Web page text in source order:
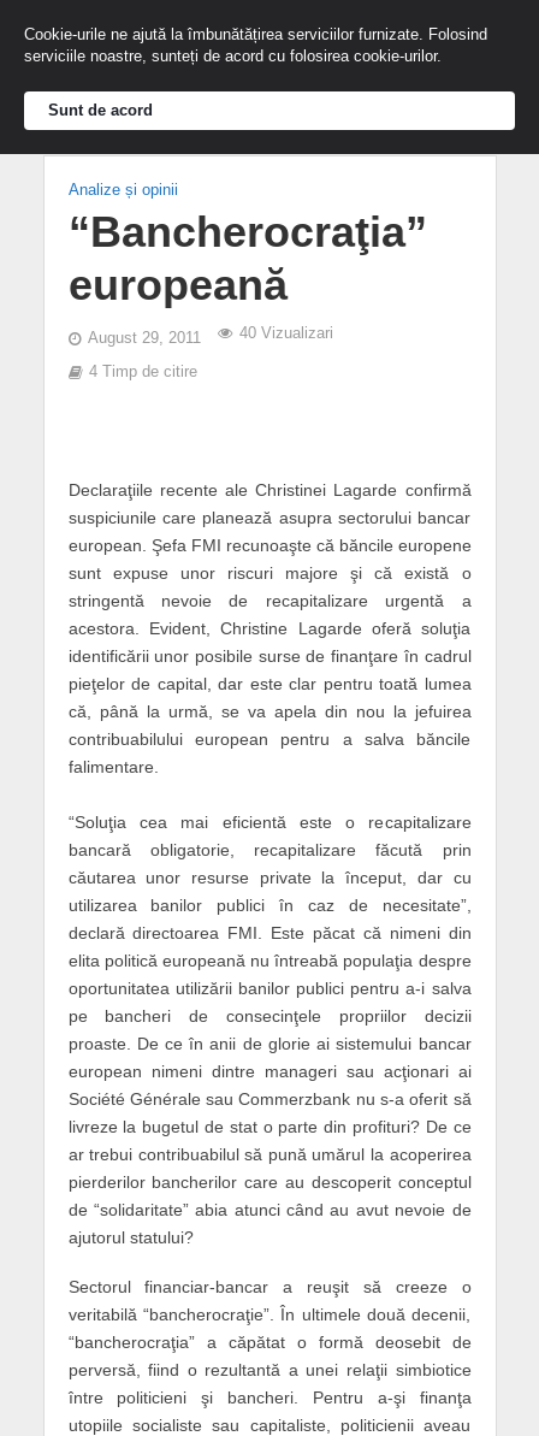
Analize și opinii
“Bancherocraţia”
europeană
August 29, 2011 40 Vizualizari
4 Timp de citire
Declaraţiile recente ale Christinei Lagarde confirmă
suspiciunile care planează asupra sectorului bancar
european. Şefa FMI recunoaşte că băncile europene
sunt expuse unor riscuri majore şi că există o
stringentă nevoie de recapitalizare urgentă a
acestora. Evident, Christine Lagarde ofe­ră soluţia
identificării unor posibile surse de finanţare în cadrul
pieţelor de capital, dar este clar pentru toată lumea
că, până la urmă, se va apela din nou la jefuirea
contribuabilului european pentru a salva băncile
falimentare.
“Soluţia cea mai eficientă este o recapitalizare
bancară obli­gatorie, recapitalizare făcută prin
căutarea unor resurse private la început, dar cu
utilizarea banilor publici în caz de necesitate”,
declară directoarea FMI. Este păcat că nimeni din
elita politică europeană nu întreabă populaţia despre
oportunitatea utilizării banilor publici pentru a-i salva
pe bancheri de consecinţele propriilor decizii
proaste. De ce în anii de glorie ai sistemului bancar
european nimeni dintre manageri sau acţionari ai
Société Générale sau Commerzbank nu s-a oferit să
livreze la bugetul de stat o parte din profituri? De ce
ar trebui contribuabilul să pună umărul la acoperirea
pierderilor bancherilor care au descoperit conceptul
de “solidaritate” abia atunci când au avut nevoie de
ajutorul statului?
Sectorul financiar-bancar a reuşit să creeze o
veritabilă “bancherocraţie”. În ultimele două decenii,
“bancherocraţia” a căpătat o formă deosebit de
perversă, fiind o rezultantă a unei relaţii simbiotice
între politicieni şi bancheri. Pentru a-şi finanţa
utopiile socialiste sau capitaliste, politicienii aveau
Cookie-urile ne ajută la îmbunătățirea serviciilor furnizate. Folosind
serviciile noastre, sunteți de acord cu folosirea cookie-urilor.
Sunt de acord